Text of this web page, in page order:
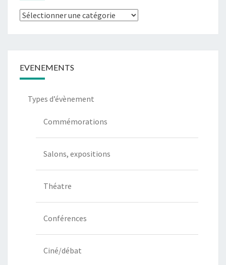
EVENEMENTS
Types d’évènement
Commémorations
Salons, expositions
Théatre
Conférences
Ciné/débat